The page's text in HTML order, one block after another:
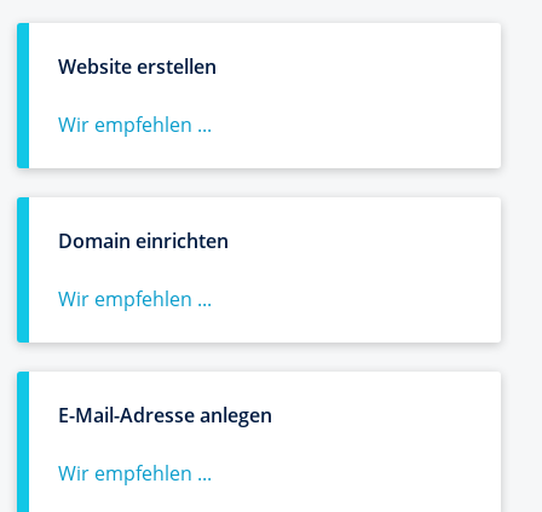
Website erstellen
Wir empfehlen ...
Domain einrichten
Wir empfehlen ...
E-Mail-Adresse anlegen
Wir empfehlen ...